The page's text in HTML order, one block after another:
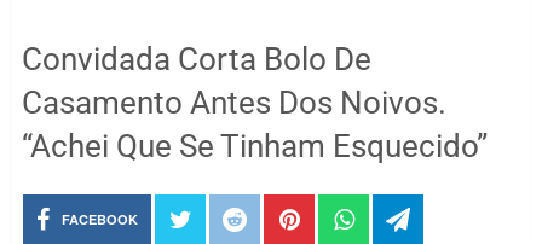
Convidada Corta Bolo De
Casamento Antes Dos Noivos.
“Achei Que Se Tinham Esquecido”
FACEBOOK